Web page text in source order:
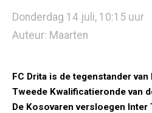
Donderdag 14 juli, 10:15 uur
Auteur: Maarten
FC Drita is de tegenstander
Tweede Kwalificatieronde van
De Kosovaren versloegen Inter